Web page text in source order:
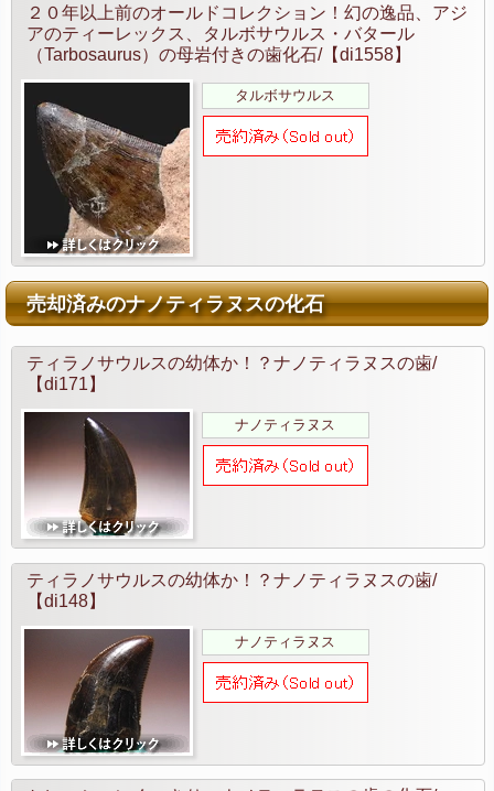
２０年以上前のオールドコレクション！幻の逸品、アジ
アのティーレックス、タルボサウルス・バタール
（Tarbosaurus）の母岩付きの歯化石/【di1558】
タルボサウルス
売却済みのナノティラヌスの化石
ティラノサウルスの幼体か！？ナノティラヌスの歯/
【di171】
ナノティラヌス
ティラノサウルスの幼体か！？ナノティラヌスの歯/
【di148】
ナノティラヌス